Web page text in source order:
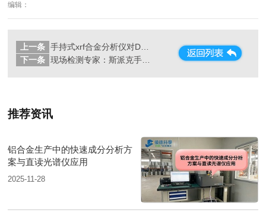
编辑：
上一条
下一条
推荐资讯
铝合金生产中的快速成分分析方
案与直读光谱仪应用
2025-11-28